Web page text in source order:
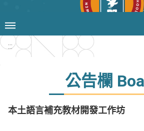
:::
公告欄
本土語言補充教材開發工作坊